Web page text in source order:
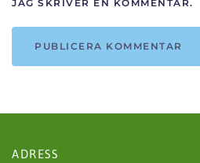
JAG SKRIVER EN KOMMENTAR.
PUBLICERA KOMMENTAR
ADRESS